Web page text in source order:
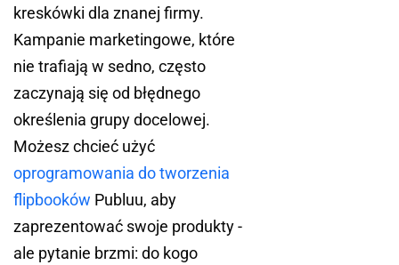
kreskówki dla znanej firmy.
Kampanie marketingowe, które
nie trafiają w sedno, często
zaczynają się od błędnego
określenia grupy docelowej.
Możesz chcieć użyć
oprogramowania do tworzenia
flipbooków Publuu, aby
zaprezentować swoje produkty -
ale pytanie brzmi: do kogo